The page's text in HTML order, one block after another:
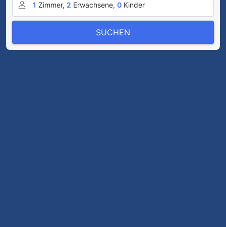
1 Zimmer, 2 Erwachsene, 0 Kinder
SUCHEN